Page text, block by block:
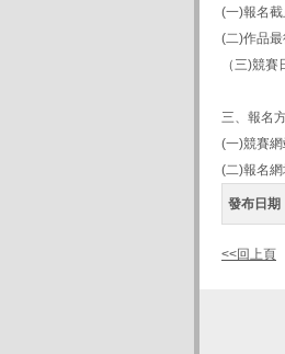
(一)報名
(二)作品
（三)競
三、報名
(一)競賽
(二)報名
發布日期
<<回上頁